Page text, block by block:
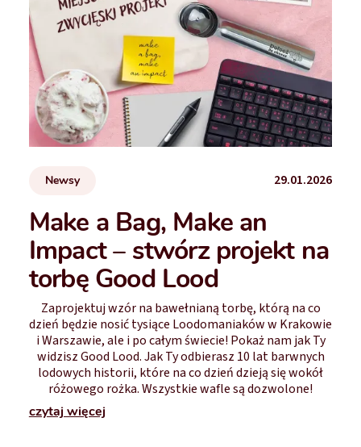
Newsy 29.01.2026
Make a Bag, Make an
Impact – stwórz projekt na
torbę Good Lood
Zaprojektuj wzór na bawełnianą torbę, którą na co
dzień będzie nosić tysiące Loodomaniaków w Krakowie
i Warszawie, ale i po całym świecie! Pokaż nam jak Ty
widzisz Good Lood. Jak Ty odbierasz 10 lat barwnych
lodowych historii, które na co dzień dzieją się wokół
różowego rożka. Wszystkie wafle są dozwolone!
czytaj więcej